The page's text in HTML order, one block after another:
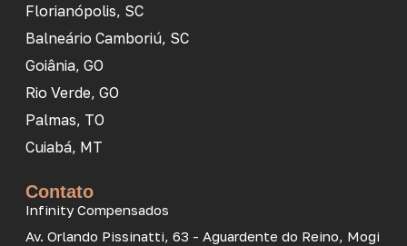
Florianópolis, SC
Balneário Camboriú, SC
Goiânia, GO
Rio Verde, GO
Palmas, TO
Cuiabá, MT
Contato
Infinity Compensados
Av. Orlando Pissinatti, 63 - Aguardente do Reino, Mogi